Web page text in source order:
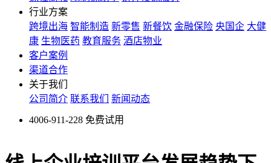
行业方案
跨境出海 智能制造 新零售 新餐饮 金融保险 央国企 大健
康 生物医药 教育服务 酒店物业
客户案例
渠道合作
关于我们
公司简介 联系我们 新闻动态
4006-911-228 免费试用